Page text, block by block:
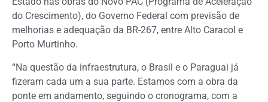
do Crescimento), do Governo Federal com previsão de
melhorias e adequação da BR-267, entre Alto Caracol e
Porto Murtinho.
“Na questão da infraestrutura, o Brasil e o Paraguai já
fizeram cada um a sua parte. Estamos com a obra da
ponte em andamento, seguindo o cronograma, com a